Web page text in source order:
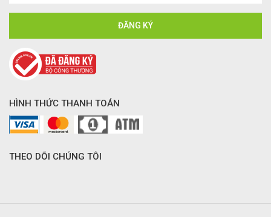
HÌNH THỨC THANH TOÁN
THEO DÕI CHÚNG TÔI